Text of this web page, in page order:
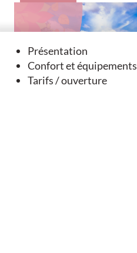
Présentation
Confort et équipements
Tarifs / ouverture